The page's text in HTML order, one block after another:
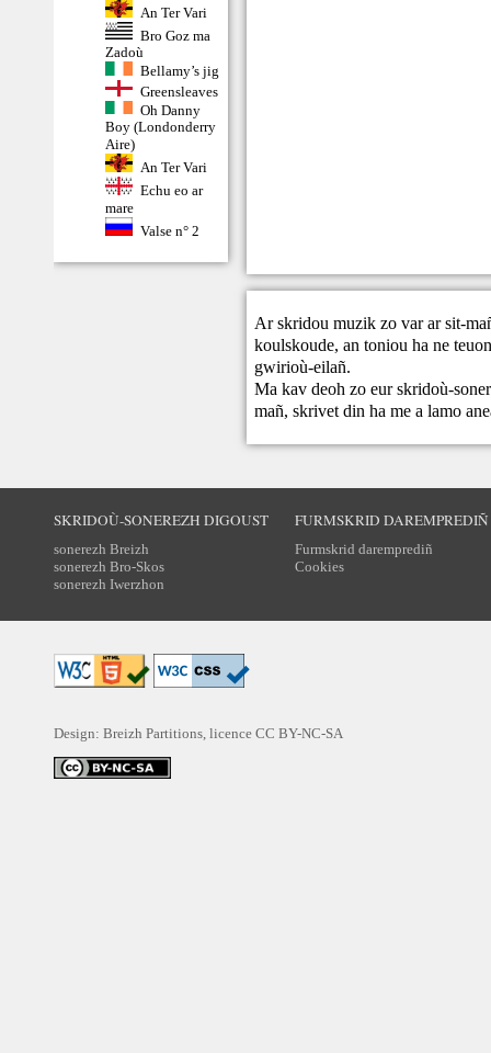
An Ter Vari
Bro Goz ma
Zadoù
Bellamy’s jig
Greensleaves
Oh Danny
Boy (Londonderry
Aire)
An Ter Vari
Echu eo ar
mare
Valse n° 2
Ar skridou muzik zo var ar sit-
koulskoude, an toniou ha ne
gwirioù-eilañ.
Ma kav deoh zo eur skridoù-
mañ,skrivet din ha me a lamo
SKRIDOÙ-SONEREZH DIGOUST
sonerezh Breizh
sonerezh Bro-Skos
sonerezh Iwerzhon
FURMSKRID DAREMPREDIÑ
Furmskrid daremprediñ
Cookies
Design: Breizh Partitions, licence CC BY-NC-SA